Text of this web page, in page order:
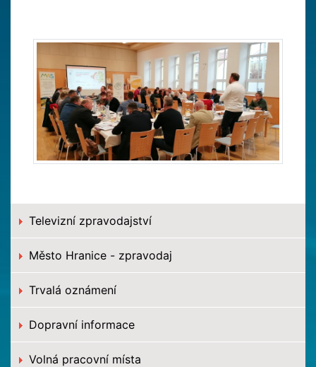
Televizní zpravodajství
Město Hranice - zpravodaj
Trvalá oznámení
Dopravní informace
Volná pracovní místa